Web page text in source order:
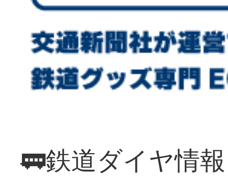
🚃鉄道ダイヤ情